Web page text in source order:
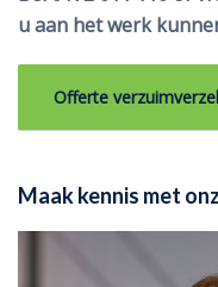
u aan het werk
Offerte
Maak kennis met